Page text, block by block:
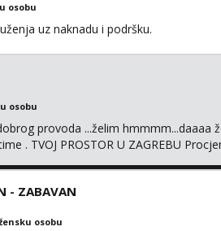
osobu
uz naknadu i podršku.
osobu
provoda ...želim hmmmm...daaaa
. TVOJ PROSTOR U ZAGREBU
- ZABAVAN
osobu